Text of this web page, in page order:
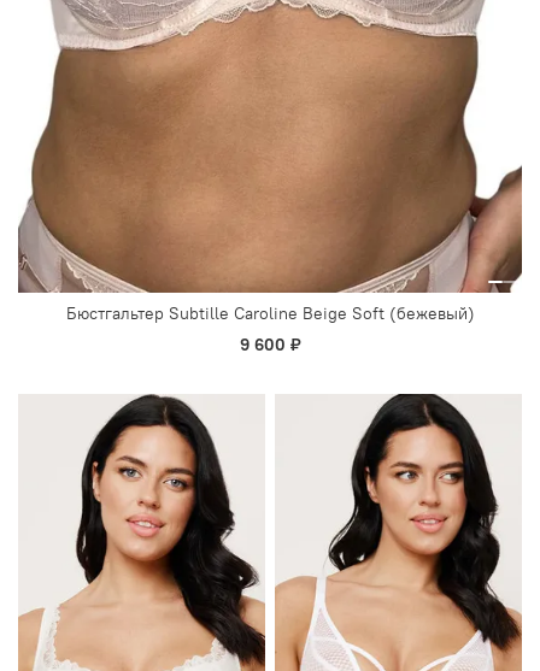
Бюстгальтер Subtille Caroline Beige Soft (бежевый)
9 600 ₽